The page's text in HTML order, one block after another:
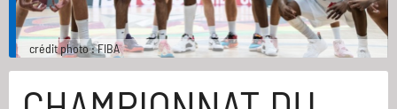
crédit photo : FIBA